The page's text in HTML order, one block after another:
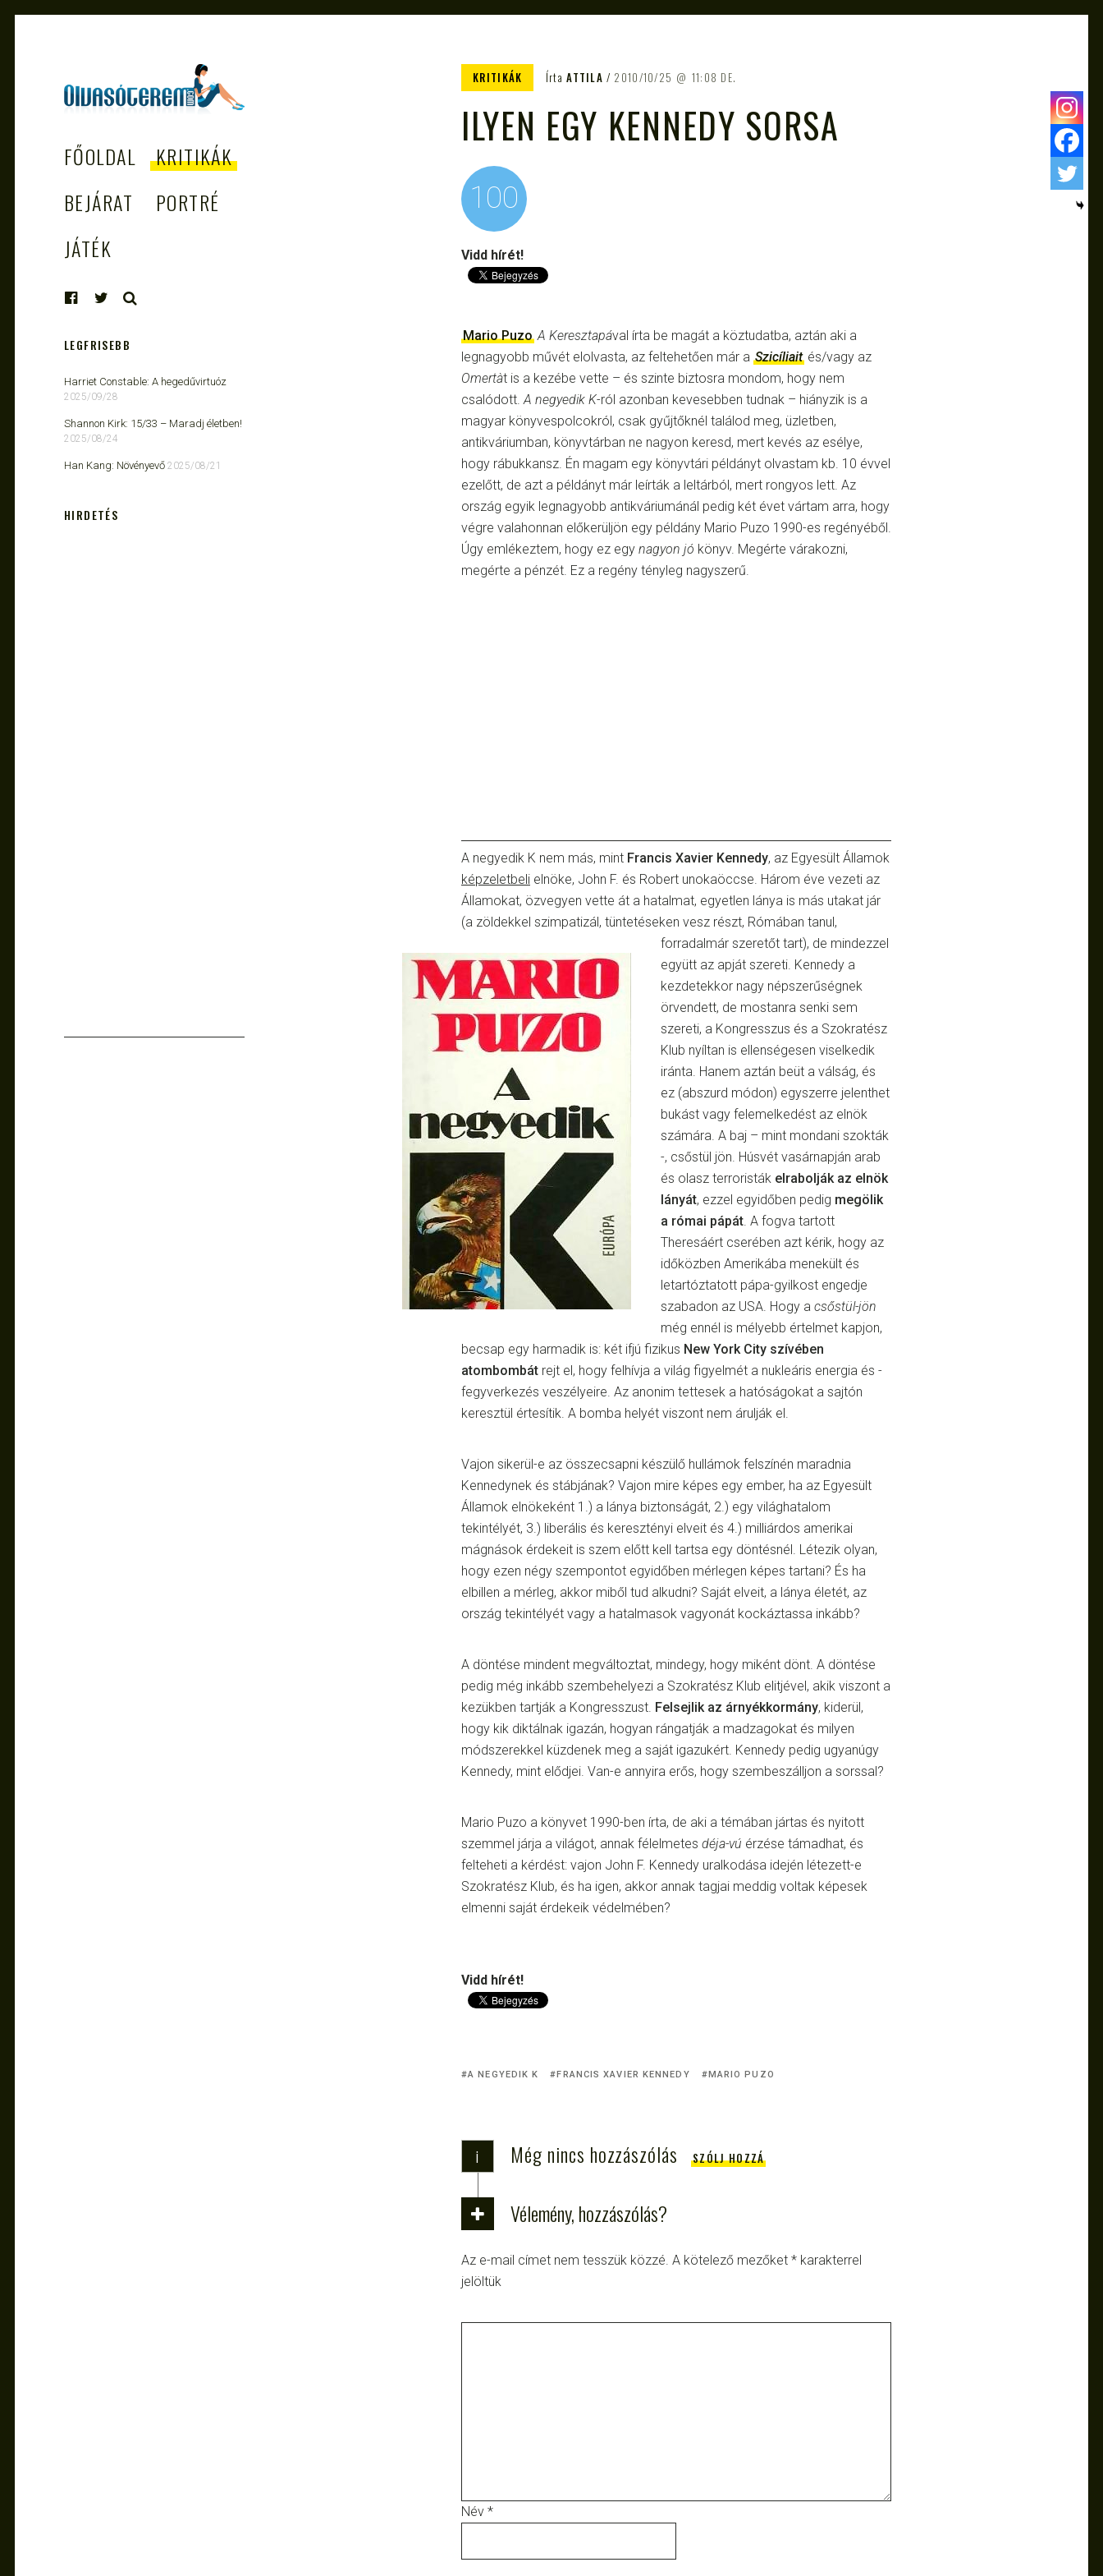
– AZ EGÉSZSÉGES
OLVASÁS
TÁMOGATÓJA
FŐOLDAL
KRITIKÁK
BEJÁRAT
PORTRÉ
JÁTÉK
KRITIKÁK ÍrtaATTILA 2010/10/25 11:08 DE.
ILYEN EGY KENNEDY SORSA
100
Vidd hírét!
Mario Puzo A Keresztapával írta be magát a köztudatba, aztán aki a
legnagyobb művét elolvasta, az feltehetően már a Szicíliait és/vagy az
Omertàt is a kezébe vette – és szinte biztosra mondom, hogy nem
csalódott. A negyedik K-ról azonban kevesebben tudnak – hiányzik is a
magyar könyvespolcokról, csak gyűjtőknél találod meg, üzletben,
antikváriumban, könyvtárban ne nagyon keresd, mert kevés az esélye,
hogy rábukkansz. Én magam egy könyvtári példányt olvastam kb. 10 évvel
ezelőtt, de azt a példányt már leírták a leltárból, mert rongyos lett. Az
ország egyik legnagyobb antikváriumánál pedig két évet vártam arra, hogy
végre valahonnan előkerüljön egy példány Mario Puzo 1990-es regényéből.
Úgy emlékeztem, hogy ez egy nagyon jó könyv. Megérte várakozni,
megérte a pénzét. Ez a regény tényleg nagyszerű.
A negyedik K nem más, mint Francis Xavier Kennedy, az Egyesült Államok
képzeletbeli elnöke, John F. és Robert unokaöccse. Három éve vezeti az
Államokat, özvegyen vette át a hatalmat, egyetlen lánya is más utakat jár
(a zöldekkel szimpatizál, tüntetéseken vesz részt, Rómában tanul,
forradalmár szeretőt tart), de mindezzel
együtt az apját szereti. Kennedy a
kezdetekkor nagy népszerűségnek
örvendett, de mostanra senki sem
szereti, a Kongresszus és a Szokratész
Klub nyíltan is ellenségesen viselkedik
iránta. Hanem aztán beüt a válság, és
ez (abszurd módon) egyszerre jelenthet
bukást vagy felemelkedést az elnök
számára. A baj – mint mondani szokták
-, csőstül jön. Húsvét vasárnapján arab
és olasz terroristák elrabolják az elnök
lányát, ezzel egyidőben pedig megölik
a római pápát . A fogva tartott
Theresáért cserében azt kérik, hogy az
időközben Amerikába menekült és
letartóztatott pápa-gyilkost engedje
szabadon az USA. Hogy a csőstül-jön
még ennél is mélyebb értelmet kapjon,
becsap egy harmadik is: két ifjú fizikus New York City szívében
atombombát rejt el, hogy felhívja a világ figyelmét a nukleáris energia és -
fegyverkezés veszélyeire. Az anonim tettesek a hatóságokat a sajtón
keresztül értesítik. A bomba helyét viszont nem árulják el.
Vajon sikerül-e az összecsapni készülő hullámok felszínén maradnia
Kennedynek és stábjának? Vajon mire képes egy ember, ha az Egyesült
Államok elnökeként 1.) a lánya biztonságát, 2.) egy világhatalom
tekintélyét, 3.) liberális és keresztényi elveit és 4.) milliárdos amerikai
mágnások érdekeit is szem előtt kell tartsa egy döntésnél. Létezik olyan,
hogy ezen négy szempontot egyidőben mérlegen képes tartani? És ha
elbillen a mérleg, akkor miből tud alkudni? Saját elveit, a lánya életét, az
ország tekintélyét vagy a hatalmasok vagyonát kockáztassa inkább?
A döntése mindent megváltoztat, mindegy, hogy miként dönt. A döntése
pedig még inkább szembehelyezi a Szokratész Klub elitjével, akik viszont a
kezükben tartják a Kongresszust. Felsejlik az árnyékkormány, kiderül,
hogy kik diktálnak igazán, hogyan rángatják a madzagokat és milyen
módszerekkel küzdenek meg a saját igazukért. Kennedy pedig ugyanúgy
Kennedy, mint elődjei. Van-e annyira erős, hogy szembeszálljon a sorssal?
Mario Puzo a könyvet 1990-ben írta, de aki a témában jártas és nyitott
szemmel járja a világot, annak félelmetes déja-vú érzése támadhat, és
felteheti a kérdést: vajon John F. Kennedy uralkodása idején létezett-e
Szokratész Klub, és ha igen, akkor annak tagjai meddig voltak képesek
elmenni saját érdekeik védelmében?
Vidd hírét!
A NEGYEDIK K FRANCIS XAVIER KENNEDY MARIO PUZO
i Még nincs hozzászólás SZÓLJ HOZZÁ
Vélemény, hozzászólás?
Az e-mail címet nem tesszük közzé. A kötelező mezőket * karakterrel
jelöltük
Név *
LEGFRISEBB
Harriet Constable: A hegedűvirtuóz
2025/09/28
Shannon Kirk: 15/33 ​– Maradj életben!
2025/08/24
Han Kang: Növényevő 2025/08/21
HIRDETÉS